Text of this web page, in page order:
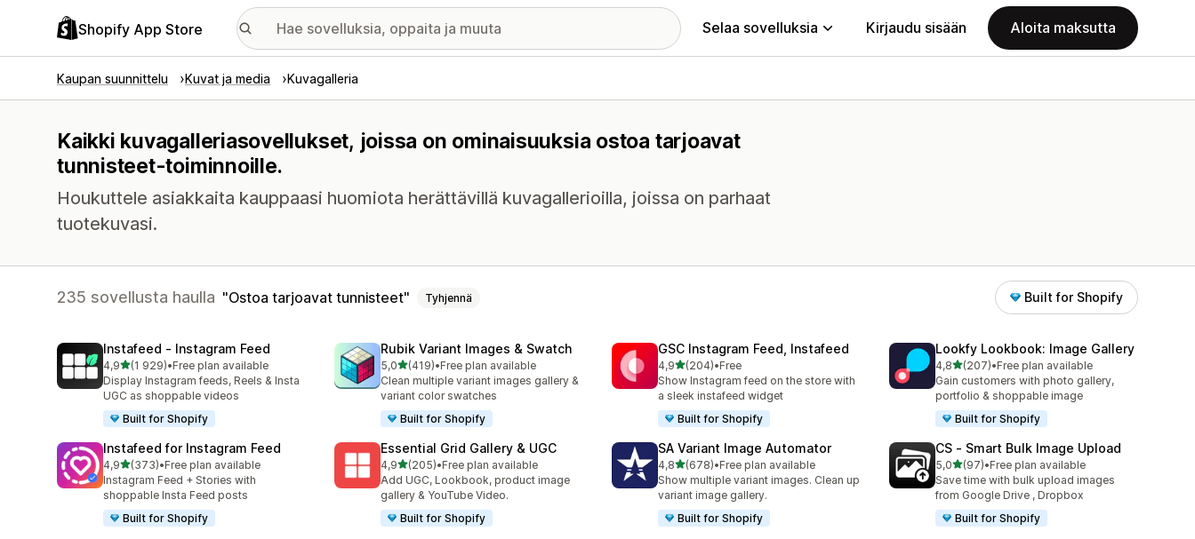
Shopify App Store Selaa sovelluksia Kirjaudu sisään Aloita maksutta
Kaupan suunnittelu Kuvat ja media Kuvagalleria
Kaikki kuvagalleriasovellukset, joissa on ominaisuuksia ostoa tarjoavat
tunnisteet-toiminnoille.
Houkuttele asiakkaita kauppaasi huomiota herättävillä kuvagallerioilla, joissa on parhaat
tuotekuvasi.
235 sovellusta haulla Ostoa tarjoavat tunnisteet Tyhjennä Built for Shopify
Instafeed ‑ Instagram Feed
4,9/ 5 tähteä
(1 929)
1929 arvostelua yhteensä
•Free plan available
Display Instagram feeds, Reels & Insta
UGC as shoppable videos
Built for Shopify
Rubik Variant Images & Swatch
5,0/ 5 tähteä
(419)
419 arvostelua yhteensä
•Free plan available
Clean multiple variant images gallery &
variant color swatches
Built for Shopify
GSC Instagram Feed, Instafeed
4,9/ 5 tähteä
(204)
204 arvostelua yhteensä
•Free
Show Instagram feed on the store with
a sleek instafeed widget
Built for Shopify
Lookfy Lookbook: Image Gallery
4,8/ 5 tähteä
(207)
207 arvostelua yhteensä
•Free plan available
Gain customers with photo gallery,
portfolio & shoppable image
Built for Shopify
Instafeed for Instagram Feed
4,9/ 5 tähteä
(373)
373 arvostelua yhteensä
•Free plan available
Instagram Feed + Stories with
shoppable Insta Feed posts
Built for Shopify
Essential Grid Gallery & UGC
4,9/ 5 tähteä
(205)
205 arvostelua yhteensä
•Free plan available
Add UGC, Lookbook, product image
gallery & YouTube Video.
Built for Shopify
SA Variant Image Automator
4,8/ 5 tähteä
(678)
678 arvostelua yhteensä
•Free plan available
Show multiple variant images. Clean up
variant image gallery.
Built for Shopify
CS ‑ Smart Bulk Image Upload
5,0/ 5 tähteä
(97)
97 arvostelua yhteensä
•Free plan available
Save time with bulk upload images
from Google Drive , Dropbox
Built for Shopify